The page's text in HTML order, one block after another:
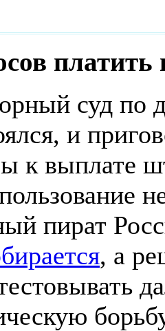
платить
суд по
и
к выплате
пират
, а